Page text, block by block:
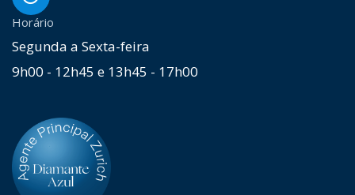
Horário
Segunda a Sexta-feira
9h00 - 12h45 e 13h45 - 17h00